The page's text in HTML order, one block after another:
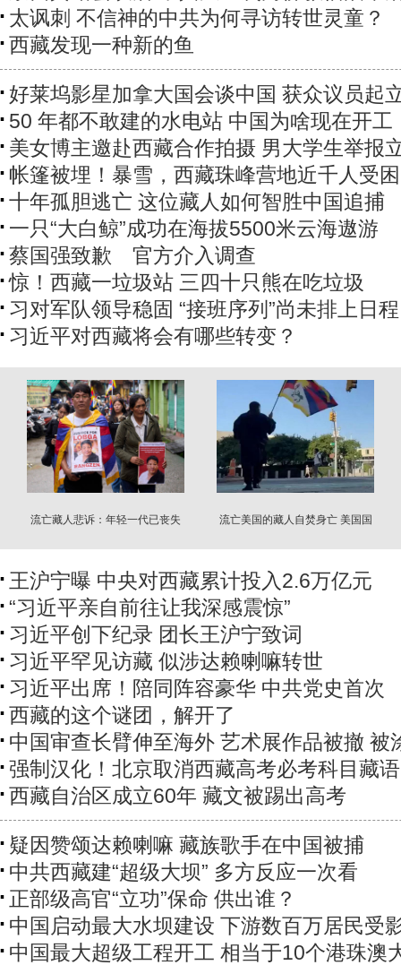
太讽刺 不信神的中共为何寻访转世灵童？
西藏发现一种新的鱼
好莱坞影星加拿大国会谈中国 获众议员起
50 年都不敢建的水电站 中国为啥现在开工
美女博主邀赴西藏合作拍摄 男大学生举报
帐篷被埋！暴雪，西藏珠峰营地近千人受困
十年孤胆逃亡 这位藏人如何智胜中国追捕
一只“大白鲸”成功在海拔5500米云海遨游
蔡国强致歉 官方介入调查
惊！西藏一垃圾站 三四十只熊在吃垃圾
习对军队领导稳固 “接班序列”尚未排上日程
习近平对西藏将会有哪些转变？
流亡藏人悲诉：年轻一代已丧失
流亡美国的藏人自焚身亡 美国国
王沪宁曝 中央对西藏累计投入2.6万亿元
“习近平亲自前往让我深感震惊”
习近平创下纪录 团长王沪宁致词
习近平罕见访藏 似涉达赖喇嘛转世
习近平出席！陪同阵容豪华 中共党史首次
西藏的这个谜团，解开了
中国审查长臂伸至海外 艺术展作品被撤 被
强制汉化！北京取消西藏高考必考科目藏语
西藏自治区成立60年 藏文被踢出高考
疑因赞颂达赖喇嘛 藏族歌手在中国被捕
中共西藏建“超级大坝” 多方反应一次看
正部级高官“立功”保命 供出谁？
中国启动最大水坝建设 下游数百万居民受
中国最大超级工程开工 相当于10个港珠澳